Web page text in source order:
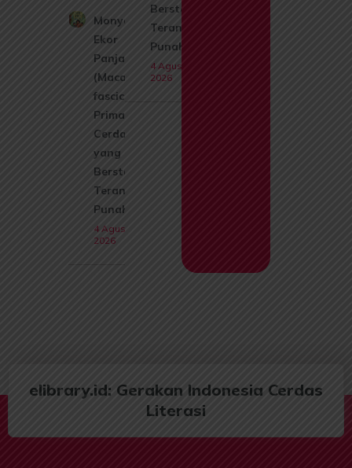
Monyet
Ekor
Panjang
(Macaca
fascicularis):
Primata
Cerdas
yang Kini
Berstatus
Terancam
Punah
4 Agustus
2026
Berstatus
Terancam
Punah
4 Agustus
2026
elibrary.id: Gerakan Indonesia Cerdas
Literasi